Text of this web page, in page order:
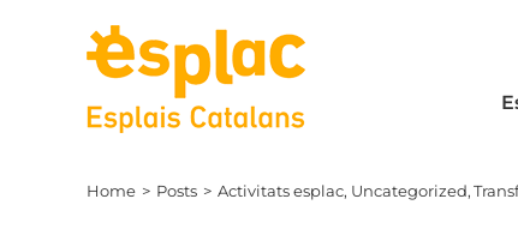
Home Posts Activitats esplac Uncategorized